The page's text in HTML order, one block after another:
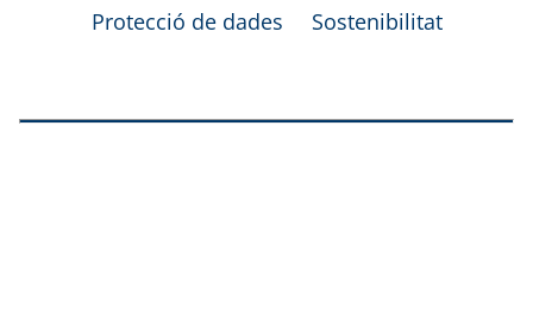
Protecció de dades Sostenibilitat